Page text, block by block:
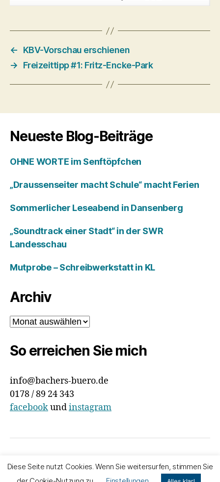
←
KBV-Vorschau erschienen
→
Freizeittipp #1: Fritz-Encke-Park
Neueste Blog-Beiträge
OHNE WORTE im Senftöpfchen
„Draussenseiter macht Schule“ macht Ferien
Sommerlicher Leseabend in Dansenberg
„Soundtrack einer Stadt“ in der SWR
Landesschau
Mutprobe – Schreibwerkstatt in KL
Archiv
Archiv
So erreichen Sie mich
info@bachers-buero.de
0178 / 89 24 343
facebookundinstagram
Impressum & Datenschutz
Diese Seite nutzt Cookies. Wenn Sie weitersurfen, stimmen Sie